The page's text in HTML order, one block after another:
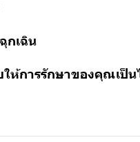
กเฉิน
ให้การรักษาของคุณเ